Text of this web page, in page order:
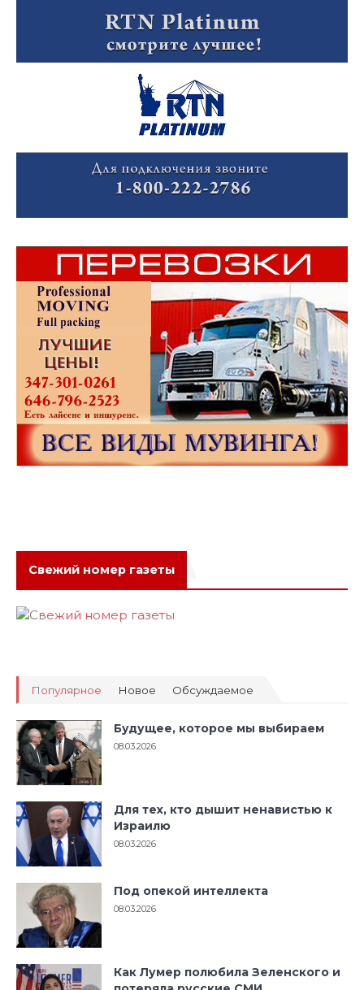
Свежий номер газеты
Популярное Новое Обсуждаемое
Будущее, которое мы выбираем
08.03.2026
Для тех, кто дышит ненавистью к
Израилю
08.03.2026
Под опекой интеллекта
08.03.2026
Как Лумер полюбила Зеленского и